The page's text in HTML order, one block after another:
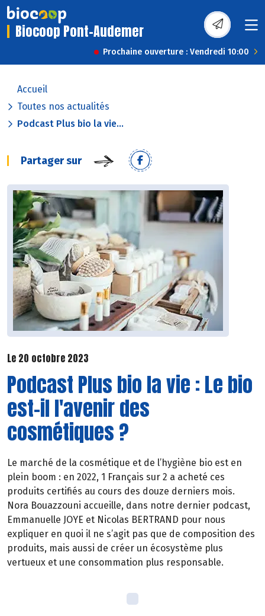
Biocoop Pont-Audemer
Prochaine ouverture : Vendredi 10:00
Accueil
Toutes nos actualités
Podcast Plus bio la vie...
Partager sur
Le 20 octobre 2023
Podcast Plus bio la vie : Le bio
est-il l'avenir des
cosmétiques ?
Le marché de la cosmétique et de l’hygiène bio est en
plein boom : en 2022, 1 Français sur 2 a acheté ces
produits certifiés au cours des douze derniers mois.
Nora Bouazzouni accueille, dans notre dernier podcast,
Emmanuelle JOYE et Nicolas BERTRAND pour nous
expliquer en quoi il ne s’agit pas que de composition des
produits, mais aussi de créer un écosystème plus
vertueux et une consommation plus responsable.